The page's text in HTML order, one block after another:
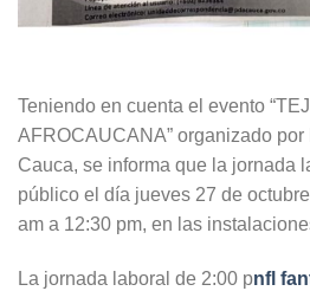
Teniendo en cuenta el evento
AFROCAUCANA” organizado por
Cauca, se informa que la jornada
público el día jueves 27 de
am a 12:30 pm, en las
La jornada laboral de 2:00 pnfl